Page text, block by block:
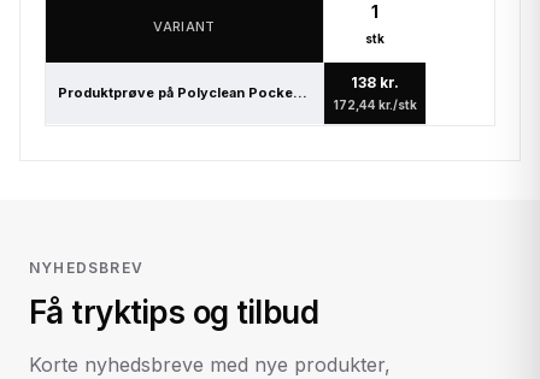
VARIANT
1
stk
Produktprøve på Polyclean PocketCleaner® brille- og displayrens
138 kr.
172,44 kr./stk
NYHEDSBREV
Få tryktips og tilbud
Korte nyhedsbreve med nye produkter,